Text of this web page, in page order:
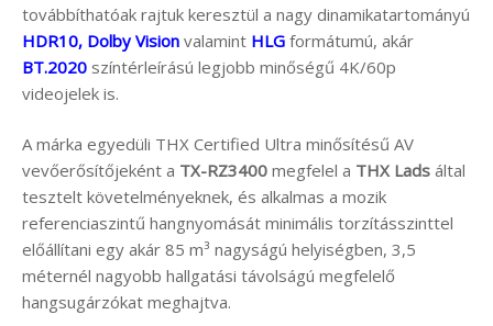
továbbíthatóak rajtuk keresztül a nagy dinamikatartományú
HDR10, Dolby Vision valamint HLG formátumú, akár
BT.2020 színtérleírású legjobb minőségű 4K/60p
videojelek is.
A márka egyedüli THX Certified Ultra minősítésű AV
vevőerősítőjeként a TX-RZ3400 megfelel a THX Lads által
tesztelt követelményeknek, és alkalmas a mozik
referenciaszintű hangnyomását minimális torzításszinttel
előállítani egy akár 85 m³ nagyságú helyiségben, 3,5
méternél nagyobb hallgatási távolságú megfelelő
hangsugárzókat meghajtva.